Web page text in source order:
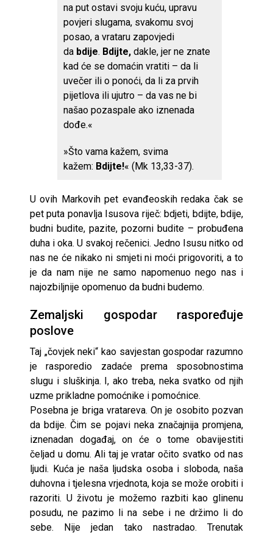
na put ostavi svoju kuću, upravu
povjeri slugama, svakomu svoj
posao, a vrataru zapovjedi
da bdije. Bdijte, dakle, jer ne znate
kad će se domaćin vratiti – da li
uvečer ili o ponoći, da li za prvih
pijetlova ili ujutro – da vas ne bi
našao pozaspale ako iznenada
dođe.«
»Što vama kažem, svima
kažem: Bdijte!« (Mk 13,33-37).
U ovih Markovih pet evanđeoskih redaka čak se
pet puta ponavlja Isusova riječ: bdjeti, bdijte, bdije,
budni budite, pazite, pozorni budite – probuđena
duha i oka. U svakoj rečenici. Jedno Isusu nitko od
nas ne će nikako ni smjeti ni moći prigovoriti, a to
je da nam nije ne samo napomenuo nego nas i
najozbiljnije opomenuo da budni budemo.
Zemaljski gospodar raspoređuje
poslove
Taj „čovjek neki“ kao savjestan gospodar razumno
je rasporedio zadaće prema sposobnostima
slugu i sluškinja. I, ako treba, neka svatko od njih
uzme prikladne pomoćnike i pomoćnice.
Posebna je briga vratareva. On je osobito pozvan
da bdije. Čim se pojavi neka značajnija promjena,
iznenadan događaj, on će o tome obavijestiti
čeljad u domu. Ali taj je vratar očito svatko od nas
ljudi. Kuća je naša ljudska osoba i sloboda, naša
duhovna i tjelesna vrjednota, koja se može orobiti i
razoriti. U životu je možemo razbiti kao glinenu
posudu, ne pazimo li na sebe i ne držimo li do
sebe. Nije jedan tako nastradao. Trenutak